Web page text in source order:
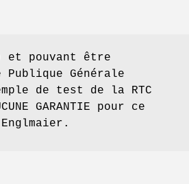
et pouvant être
Générale
de test de la RTC
GARANTIE pour ce